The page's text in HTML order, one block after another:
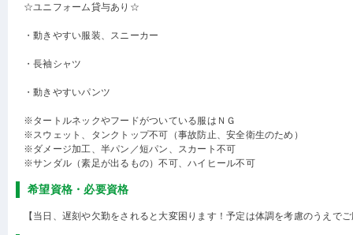
☆ユニフォーム貸与あり☆
・動きやすい服装、スニーカー
・長袖シャツ
・動きやすいパンツ
※タートルネックやフードがついている服はＮＧ
※スウェット、タンクトップ不可（事故防止、安全衛生のため）
※ダメージ加工、半パン／短パン、スカート不可
※サンダル（素足が出るもの）不可、ハイヒール不可
希望資格・必要資格
【当日、遅刻や欠勤をされると大変困ります！予定は体調を考慮のうえで